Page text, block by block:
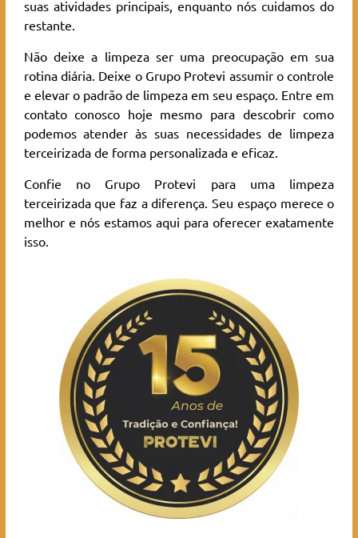
suas atividades principais, enquanto nós cuidamos do
restante.
Não deixe a limpeza ser uma preocupação em sua
rotina diária. Deixe o Grupo Protevi assumir o controle
e elevar o padrão de limpeza em seu espaço. Entre em
contato conosco hoje mesmo para descobrir como
podemos atender às suas necessidades de limpeza
terceirizada de forma personalizada e eficaz.
Confie no Grupo Protevi para uma limpeza
terceirizada que faz a diferença. Seu espaço merece o
melhor e nós estamos aqui para oferecer exatamente
isso.